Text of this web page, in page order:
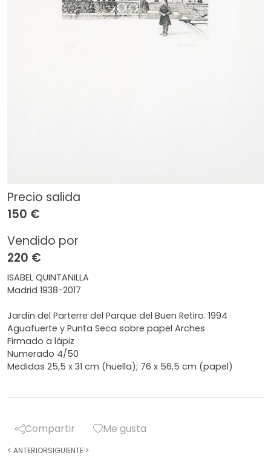
Precio salida
150 €
Vendido por
220 €
ISABEL QUINTANILLA
Madrid 1938-2017
Jardín del Parterre del Parque del Buen Retiro. 1994
Aguafuerte y Punta Seca sobre papel Arches
Firmado a lápiz
Numerado 4/50
Medidas 25,5 x 31 cm (huella); 76 x 56,5 cm (papel)
Compartir Me gusta
< ANTERIORSIGUIENTE >